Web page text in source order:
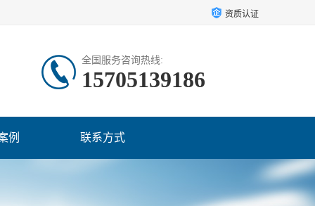
资质认证
全国服务咨询热线:
15705139186
例 联系方式